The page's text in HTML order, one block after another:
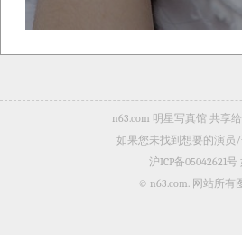
n63.com 明星写真馆 共享
如果您未找到想要的演
沪ICP备05042621号
© n63.com. 网站所